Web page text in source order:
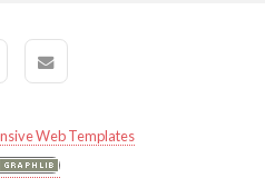
Web Templates